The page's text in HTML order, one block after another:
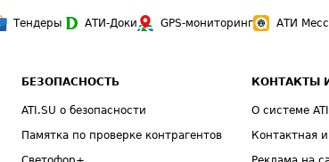
Тендеры АТИ-Доки GPS-мониторинг АТИ
БЕЗОПАСНОСТЬ
ATI.SU о безопасности
Памятка по проверке контрагентов
КОНТАКТЫ
О системе
Контактная